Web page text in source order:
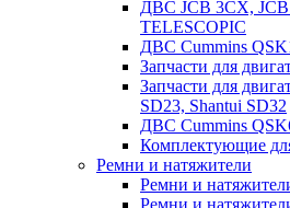
ДВС JCB 3CX,
TELESCOPIC
ДВС Cummins
Запчасти для
Запчасти для
SD23, Shantui SD32
ДВС Cummins
Комплектующие
Ремни и натяжители
Ремни и
Ремни и